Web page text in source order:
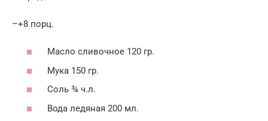
–+8 порц.
Масло сливочное 120 гр.
Мука 150 гр.
Соль ¾ ч.л.
Вода ледяная 200 мл.